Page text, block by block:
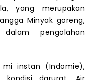
yang merupakan
Minyak goreng,
pengolahan
mi instan (Indomie),
kondisi darurat. Air